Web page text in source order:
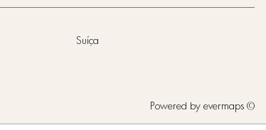
Suíça
Powered by evermaps ©